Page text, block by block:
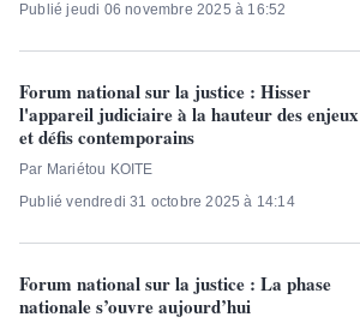
Publié jeudi 06 novembre 2025 à 16:52
Forum national sur la justice : Hisser
l'appareil judiciaire à la hauteur des enjeux
et défis contemporains
Par Mariétou KOITE
Publié vendredi 31 octobre 2025 à 14:14
Forum national sur la justice : La phase
nationale s’ouvre aujourd’hui